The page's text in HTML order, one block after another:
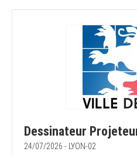
Dessinateur
24/07/2026 - LYON-02